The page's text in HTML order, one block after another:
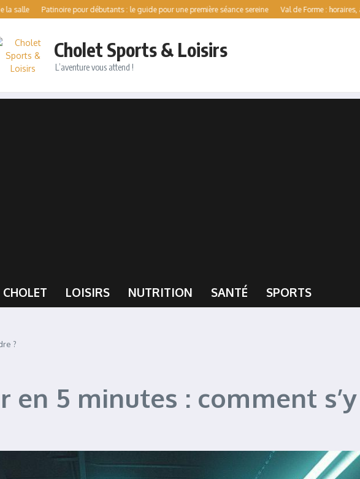
Patinoire pour débutants : le guide pour une première séance sereine Val de Forme : horaires, accès et
Cholet Sports & Loisirs
L’aventure vous attend !
CHOLET LOISIRS NUTRITION SANTÉ SPORTS
?
5 minutes : comment